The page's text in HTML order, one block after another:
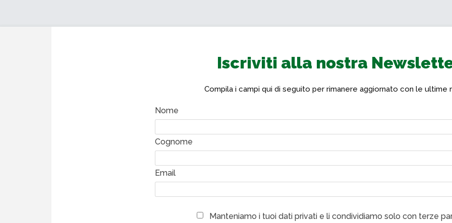
Iscriviti alla nostra
Compila i campi qui di seguito per rimanere aggiornato con le ultime
Nome
Cognome
Email
Manteniamo i tuoi dati privati e li condividiamo solo con terze